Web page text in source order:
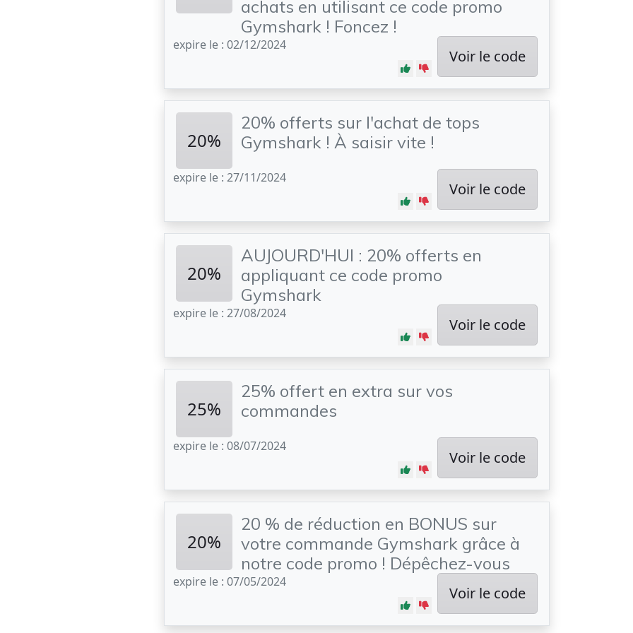
achats en utilisant ce code promo
Gymshark ! Foncez !
expire le : 02/12/2024
Voir le code
20%
20% offerts sur l'achat de tops
Gymshark ! À saisir vite !
expire le : 27/11/2024
Voir le code
20%
AUJOURD'HUI : 20% offerts en
appliquant ce code promo
Gymshark
expire le : 27/08/2024
Voir le code
25%
25% offert en extra sur vos
commandes
expire le : 08/07/2024
Voir le code
20%
20 % de réduction en BONUS sur
votre commande Gymshark grâce à
notre code promo ! Dépêchez-vous
expire le : 07/05/2024
Voir le code